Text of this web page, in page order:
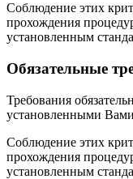
Соблюдение этих
прохождения
установленным
Обязательные
Требования
установленными
Соблюдение этих
прохождения
установленным